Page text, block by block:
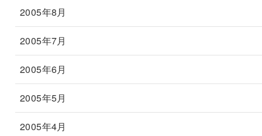
2005年8月
2005年7月
2005年6月
2005年5月
2005年4月